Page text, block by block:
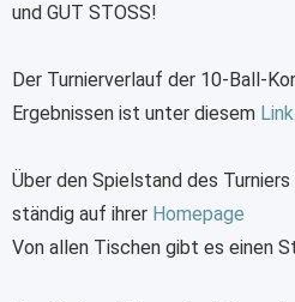
und GUT STOSS!
Der Turnierverlauf der 10-Ball-
Ergebnissen ist unter diesem Link
Über den Spielstand des
ständig auf ihrer Homepage
Von allen Tischen gibt es einen